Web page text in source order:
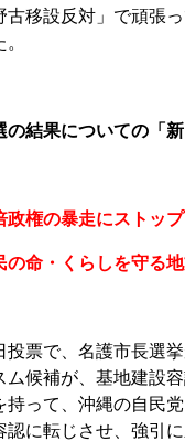
古移設反対」で頑張
の結果についての「
の暴走にストップを
・くらしを守る地
投票で、名護市長選
ム候補が、基地建設
持って、沖縄の自民
認に転じさせ、強引